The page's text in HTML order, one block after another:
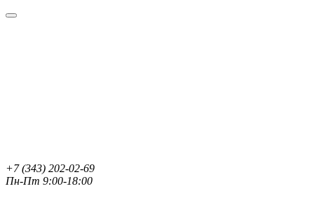
+7 (343) 202-02-69
Пн-Пт 9:00-18:00